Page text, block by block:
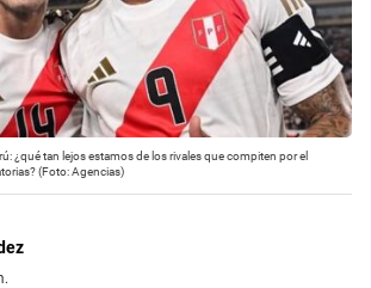
¿qué tan lejos estamos de los rivales que compiten por el
(Foto: Agencias)